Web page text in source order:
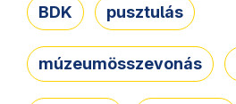
BDK pusztulás
múzeumösszevonás